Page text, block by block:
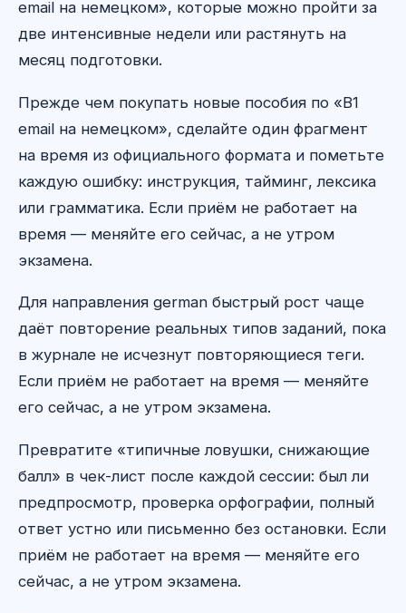
email на немецком», которые можно пройти за
две интенсивные недели или растянуть на
месяц подготовки.
Прежде чем покупать новые пособия по «B1
email на немецком», сделайте один фрагмент
на время из официального формата и пометьте
каждую ошибку: инструкция, тайминг, лексика
или грамматика. Если приём не работает на
время — меняйте его сейчас, а не утром
экзамена.
Для направления german быстрый рост чаще
даёт повторение реальных типов заданий, пока
в журнале не исчезнут повторяющиеся теги.
Если приём не работает на время — меняйте
его сейчас, а не утром экзамена.
Превратите «типичные ловушки, снижающие
балл» в чек-лист после каждой сессии: был ли
предпросмотр, проверка орфографии, полный
ответ устно или письменно без остановки. Если
приём не работает на время — меняйте его
сейчас, а не утром экзамена.